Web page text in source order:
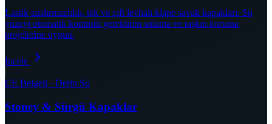
Lastik sızdırmazlıklı, tek ve çift levhalı klape savak kapakları. Su
yüzeyi otomatik kontrolü gerektiren sulama ve taşkın koruma
projelerine uygun.
İncele
CE Belgeli · Derin Su
Stoney & Sürgü Kapaklar